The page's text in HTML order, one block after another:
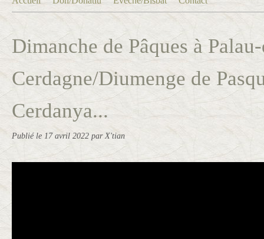
Dimanche de Pâques à
Cerdagne/Diumenge de
Cerdanya...
Publié le 17 avril 2022 par X'tian